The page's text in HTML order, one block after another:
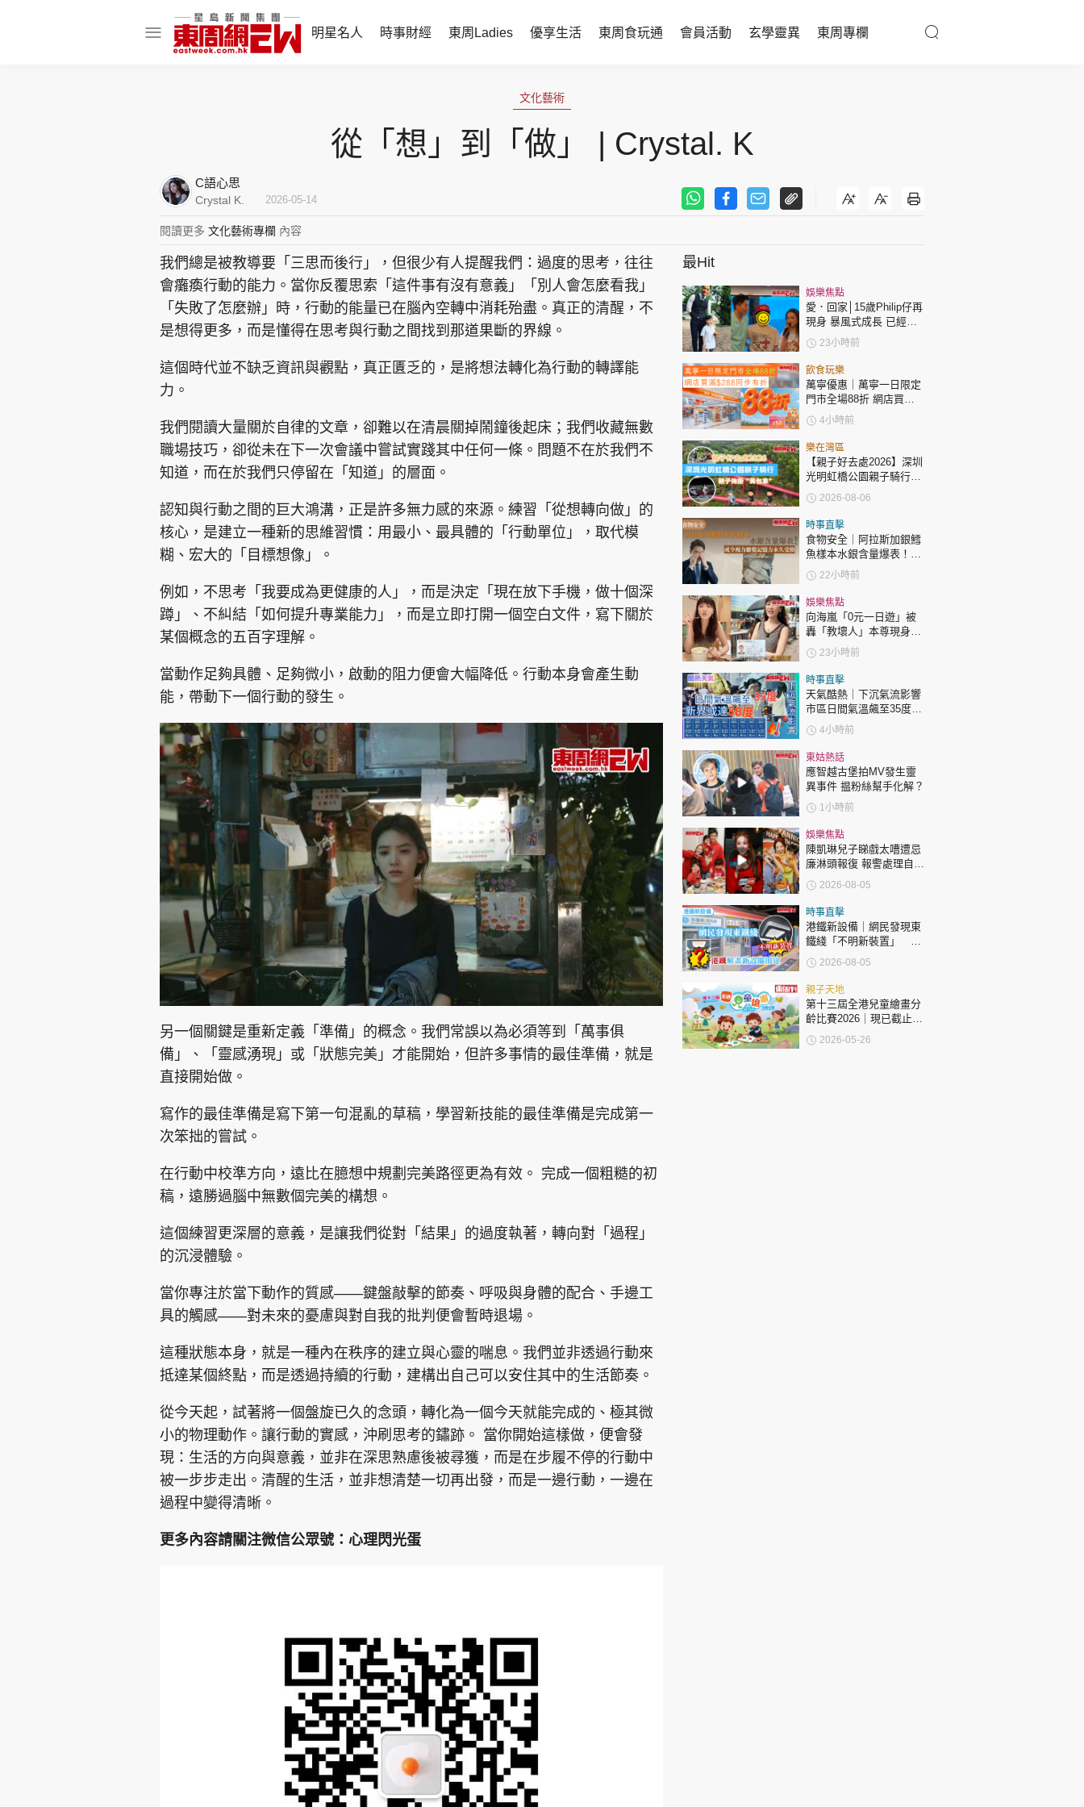
明星名人 時事財經 東周Ladies 優享生活 東周食玩通 會員活動 玄學靈異 東周專欄
東姑熱話
時事直擊
財經智庫
東周Ladies
談情說性
時尚生活 親子天地
與寵同行
東周食玩通
樂在灣區
飲食玩樂
會員活動
東周JETSO
玄學靈異
東勝運程
智富天下 李居明
神機妙算 李丞責
鬼靈精怪 威師兄
娛樂名人
文化藝術
時政財經
健康生活
飲食旅遊
集團旗下品牌
東周刊 cazbuyer 東Touch 星島環球 The Standard 親子王
Oh!爸媽 JobMarket 頭條搵工
關於我們 聯絡我們 隱私政策聲明 使用條款 版權及免責聲明 Copyright © 東周網 版權所有 . 不得轉載 ©Eastweek.com.hk. All rights reserved.
文化藝術
從「想」到「做」 | Crystal. K
C語心思
Crystal K. 2026-05-14
閱讀更多 文化藝術專欄 內容
我們總是被教導要「三思而後行」，但很少有人提醒我們：過度的思考，往往
會癱瘓行動的能力。當你反覆思索「這件事有沒有意義」「別人會怎麼看我」
「失敗了怎麼辦」時，行動的能量已在腦內空轉中消耗殆盡。真正的清醒，不
是想得更多，而是懂得在思考與行動之間找到那道果斷的界線。
這個時代並不缺乏資訊與觀點，真正匱乏的，是將想法轉化為行動的轉譯能
力。
我們閱讀大量關於自律的文章，卻難以在清晨關掉鬧鐘後起床；我們收藏無數
職場技巧，卻從未在下一次會議中嘗試實踐其中任何一條。問題不在於我們不
知道，而在於我們只停留在「知道」的層面。
認知與行動之間的巨大鴻溝，正是許多無力感的來源。練習「從想轉向做」的
核心，是建立一種新的思維習慣：用最小、最具體的「行動單位」，取代模
糊、宏大的「目標想像」。
例如，不思考「我要成為更健康的人」，而是決定「現在放下手機，做十個深
蹲」、不糾結「如何提升專業能力」，而是立即打開一個空白文件，寫下關於
某個概念的五百字理解。
當動作足夠具體、足夠微小，啟動的阻力便會大幅降低。行動本身會產生動
能，帶動下一個行動的發生。
另一個關鍵是重新定義「準備」的概念。我們常誤以為必須等到「萬事俱
備」、「靈感湧現」或「狀態完美」才能開始，但許多事情的最佳準備，就是
直接開始做。
寫作的最佳準備是寫下第一句混亂的草稿，學習新技能的最佳準備是完成第一
次笨拙的嘗試。
在行動中校準方向，遠比在臆想中規劃完美路徑更為有效。 完成一個粗糙的初
稿，遠勝過腦中無數個完美的構想。
這個練習更深層的意義，是讓我們從對「結果」的過度執著，轉向對「過程」
的沉浸體驗。
當你專注於當下動作的質感——鍵盤敲擊的節奏、呼吸與身體的配合、手邊工
具的觸感——對未來的憂慮與對自我的批判便會暫時退場。
這種狀態本身，就是一種內在秩序的建立與心靈的喘息。我們並非透過行動來
抵達某個終點，而是透過持續的行動，建構出自己可以安住其中的生活節奏。
從今天起，試著將一個盤旋已久的念頭，轉化為一個今天就能完成的、極其微
小的物理動作。讓行動的實感，沖刷思考的鏽跡。 當你開始這樣做，便會發
現：生活的方向與意義，並非在深思熟慮後被尋獲，而是在步履不停的行動中
被一步步走出。清醒的生活，並非想清楚一切再出發，而是一邊行動，一邊在
過程中變得清晰。
更多內容請關注微信公眾號：心理閃光蛋
最Hit
娛樂焦點
愛．回家│15歲Philip仔再
現身 暴風式成長 已經高
過「三太」樊亦敏！
23小時前
飲食玩樂
萬寧優惠｜萬寧一日限定
門市全場88折 網店買滿
$288同步有折
4小時前
樂在灣區
【親子好去處2026】深圳
光明虹橋公園親子騎行：
「電助力黃包車」2小時
環湖
2026-08-06
時事直擊
食物安全｜阿拉斯加銀鱈
魚樣本水銀含量爆表！或
令視力聽覺記憶力永久受
損
22小時前
娛樂焦點
向海嵐「0元一日遊」被
轟「教壞人」本尊現身回
應網民
23小時前
時事直擊
天氣酷熱｜下沉氣流影響
市區日間氣溫飆至35度
新界或達38度
4小時前
東姑熱話
應智越古堡拍MV發生靈
異事件 揾粉絲幫手化解？
1小時前
娛樂焦點
陳凱琳兒子睇戲太嘈遭忌
廉淋頭報復 報警處理自責
護子不力 歐錦棠陳倩揚齊
表態「媽媽有責任」
2026-08-05
時事直擊
港鐵新設備｜網民發現東
鐵綫「不明新裝置」 港
鐵解畫新設備用途
2026-08-05
親子天地
第十三屆全港兒童繪畫分
齡比賽2026｜現已截止報
名
2026-05-26